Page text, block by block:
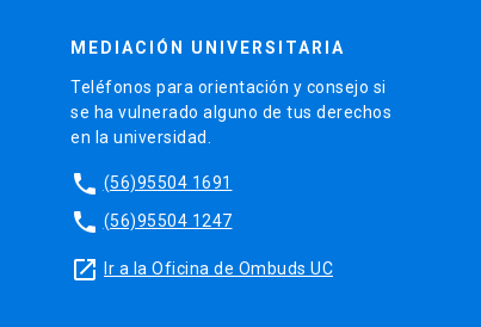
MEDIACIÓN UNIVERSITARIA
Teléfonos para orientación y consejo si
se ha vulnerado alguno de tus derechos
en la universidad.
phone (56)95504 1691
phone (56)95504 1247
launch Ir a la Oficina de Ombuds UC